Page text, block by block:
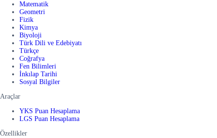
Matematik
Geometri
Fizik
Kimya
Biyoloji
Türk Dili ve Edebiyatı
Türkçe
Coğrafya
Fen Bilimleri
İnkılap Tarihi
Sosyal Bilgiler
Araçlar
YKS Puan Hesaplama
LGS Puan Hesaplama
Özellikler